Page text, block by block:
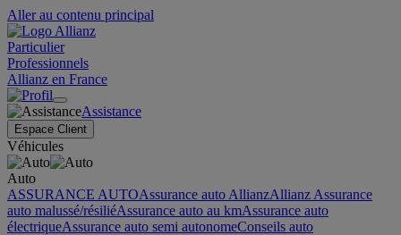
Aller au contenu principal
Particulier
Professionnels
Allianz en France
Assistance
Espace Client
Véhicules
Auto
ASSURANCE AUTOAssurance auto AllianzAllianz Assurance
auto malussé/résiliéAssurance auto au kmAssurance auto
électriqueAssurance auto semi autonomeConseils auto